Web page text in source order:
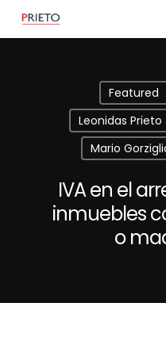
Featured
Leonidas Prieto
Mario
IVA en el
inmuebles
o